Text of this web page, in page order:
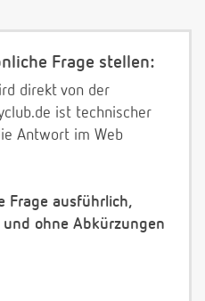
Frage stellen:
direkt von der
ist technischer
Antwort im Web
Frage ausführlich,
ohne Abkürzungen